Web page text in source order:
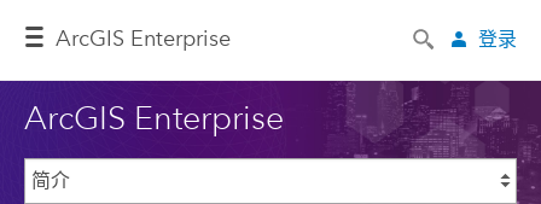
ArcGIS Enterprise 登录
ArcGIS Enterprise